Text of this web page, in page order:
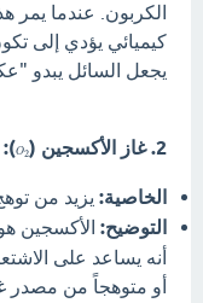
الكربون. عندما يمر
كيميائي يؤدي إلى
يجعل السائل يبدو
2. غاز الأكسجين ( O 2
):
الخاصية: يزيد من
التوضيح: الأكسجين
أنه يساعد على
أو متوهجاً من مصدر